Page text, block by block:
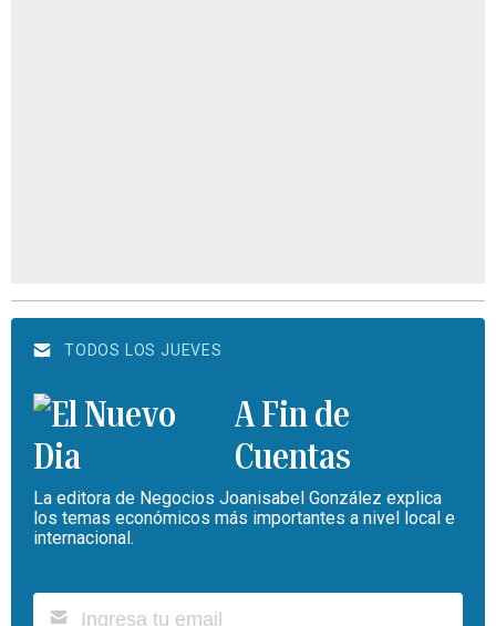
TODOS LOS JUEVES
A Fin de
Cuentas
La editora de Negocios Joanisabel González explica
los temas económicos más importantes a nivel local e
internacional.